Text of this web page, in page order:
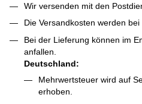
Wir versenden mit den
Die Versandkosten werden
Bei der Lieferung können im
anfallen.
Deutschland:
Mehrwertsteuer wird auf
erhoben.